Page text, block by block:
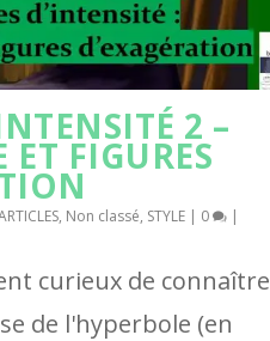
2 –
ET FIGURES
, Non classé, STYLE | 0 |
curieux de connaître
de l'hyperbole (en